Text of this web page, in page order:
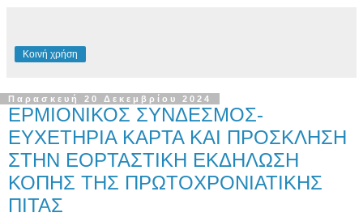
Κοινή χρήση
Παρασκευή 20 Δεκεμβρίου 2024
ΕΡΜΙΟΝΙΚΟΣ ΣΥΝΔΕΣΜΟΣ-
ΕΥΧΕΤΗΡΙΑ ΚΑΡΤΑ ΚΑΙ ΠΡΟΣΚΛΗΣΗ
ΣΤΗΝ ΕΟΡΤΑΣΤΙΚΗ ΕΚΔΗΛΩΣΗ
ΚΟΠΗΣ ΤΗΣ ΠΡΩΤΟΧΡΟΝΙΑΤΙΚΗΣ
ΠΙΤΑΣ